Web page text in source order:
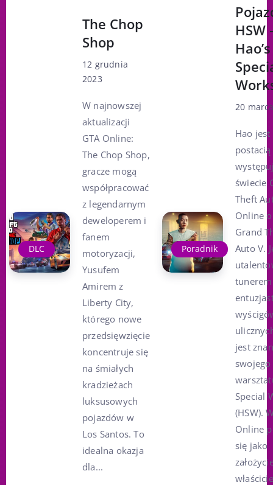
DLC
The Chop
Shop
12 grudnia
2023
W najnowszej
aktualizacji
GTA Online:
The Chop Shop,
gracze mogą
współpracować
z legendarnym
deweloperem i
fanem
motoryzacji,
Yusufem
Amirem z
Liberty City,
którego nowe
przedsięwzięcie
koncentruje się
na śmiałych
kradzieżach
luksusowych
pojazdów w
Los Santos. To
idealna okazja
dla...
Poradnik
HSW
Hao’s
20
Hao jest
postacią
świecie
Theft
Online
Grand
Auto V.
jest
swojego
Special
(HSW).
Online
się jako